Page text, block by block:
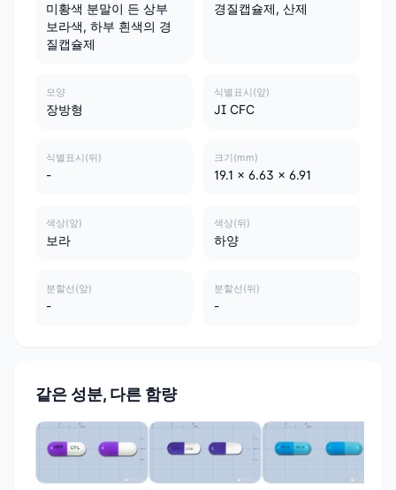
미황색 분말이 든 상부
보라색, 하부 흰색의 경
질캡슐제
경질캡슐제, 산제
모양
장방형
식별표시(앞)
JI CFC
식별표시(뒤)
-
크기(mm)
19.1 x 6.63 x 6.91
색상(앞)
보라
색상(뒤)
하양
분할선(앞)
-
분할선(뒤)
-
같은 성분, 다른 함량